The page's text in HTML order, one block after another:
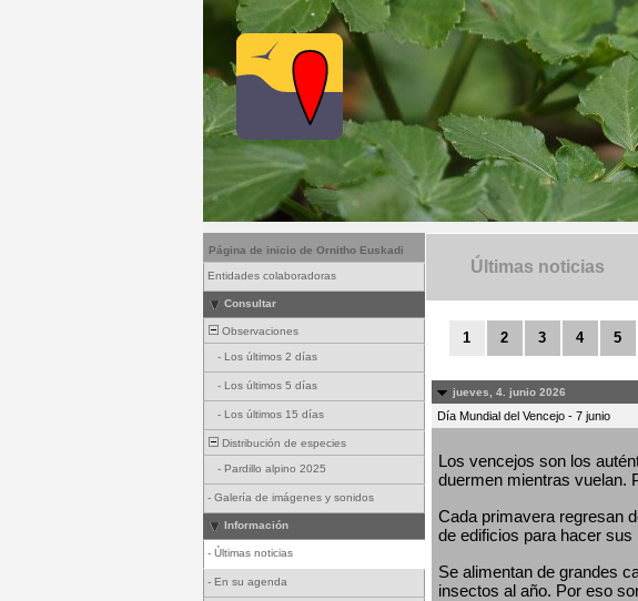
Página de inicio de Ornitho Euskadi
Entidades colaboradoras
Consultar
Observaciones
- Los últimos 2 días
- Los últimos 5 días
- Los últimos 15 días
Distribución de especies
- Pardillo alpino 2025
- Galería de imágenes y sonidos
Información
- Últimas noticias
- En su agenda
Últimas noticias
1 2 3 4 5
jueves, 4. junio 2026
Día Mundial del Vencejo - 7 junio
Los vencejos son los
duermen mientras vuelan.
Cada primavera regresan
de edificios para hacer sus
Se alimentan de grandes
insectos al año. Por eso